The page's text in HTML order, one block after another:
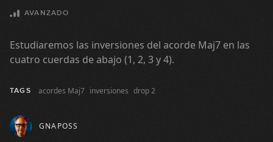
AVANZADO
Estudiaremos las inversiones del acorde Maj7 en las
cuatro cuerdas de abajo (1, 2, 3 y 4).
TAGS acordes Maj7 inversiones drop 2
GNAPOSS